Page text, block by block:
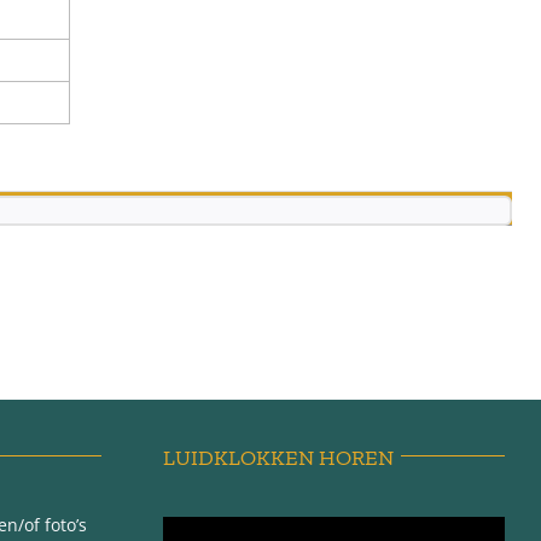
of foto’s
LUIDKLOKKEN HOREN